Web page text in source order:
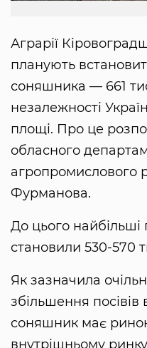
Аграрії
планують
соняшника — 661
незалежності
площі. Про це
обласного
агропромислового
Фурманова.
До цього найбільші
становили 530-570
Як зазначила
збільшення
соняшник має
внутрішньому